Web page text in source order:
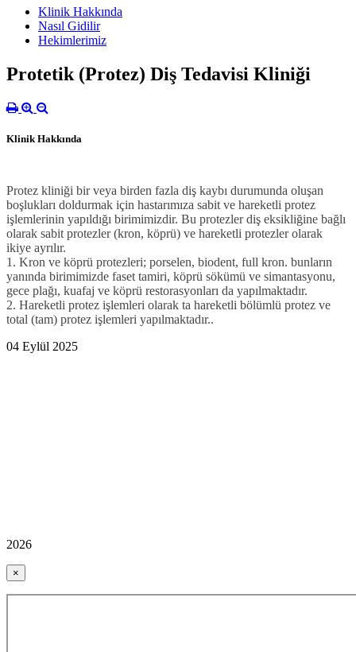
Klinik Hakkında
Nasıl Gidilir
Hekimlerimiz
Protetik (Protez) Diş Tedavisi Kliniği
Klinik Hakkında
Protez kliniği bir veya birden fazla diş kaybı durumunda oluşan
boşlukları doldurmak için hastarımıza sabit ve hareketli protez
işlemlerinin yapıldığı birimimizdir. Bu protezler diş eksikliğine bağlı
olarak sabit protezler (kron, köprü) ve hareketli protezler olarak
ikiye ayrılır.
1. Kron ve köprü protezleri; porselen, biodent, full kron. bunların
yanında birimimizde faset tamiri, köprü sökümü ve simantasyonu,
gece plağı, kuafaj ve köprü restorasyonları da yapılmaktadır.
2. Hareketli protez işlemleri olarak ta hareketli bölümlü protez ve
total (tam) protez işlemleri yapılmaktadır..
04 Eylül 2025
2026
×